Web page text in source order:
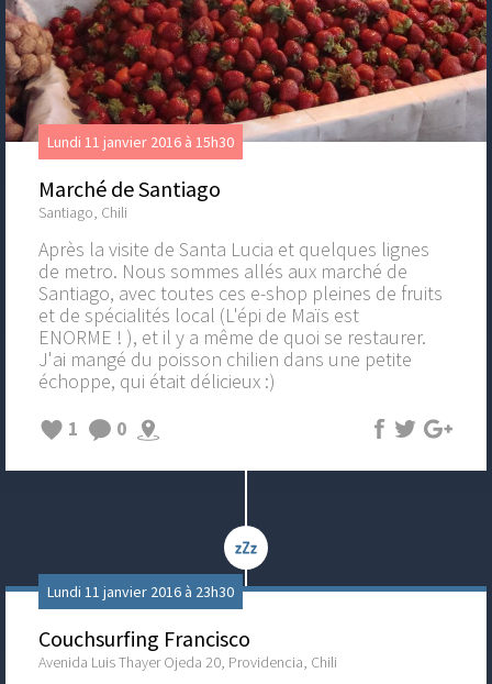
Lundi 11 janvier 2016 à 15h30
Marché de Santiago
Santiago, Chili
Après la visite de Santa Lucia et quelques lignes
de metro. Nous sommes allés aux marché de
Santiago, avec toutes ces e-shop pleines de fruits
et de spécialités local (L'épi de Maïs est
ENORME ! ), et il y a même de quoi se restaurer.
J'ai mangé du poisson chilien dans une petite
échoppe, qui était délicieux :)
1
0
Lundi 11 janvier 2016 à 23h30
Couchsurfing Francisco
Avenida Luis Thayer Ojeda 20, Providencia, Chili